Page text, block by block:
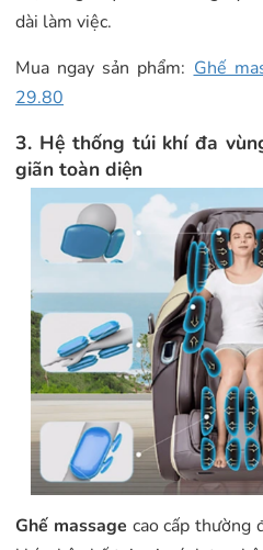
dài làm việc.
Mua ngay sản phẩm: Ghế
29.80
3. Hệ thống túi khí đa
giãn toàn diện
Ghế massage cao cấp thường